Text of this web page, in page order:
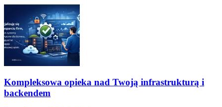
Kompleksowa opieka nad Twoją infrastrukturą i
backendem